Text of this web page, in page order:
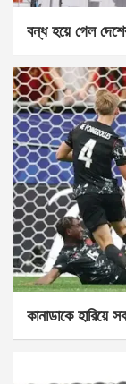
বন্ধ হয়ে গেল
কানাডাকে হারিয়ে